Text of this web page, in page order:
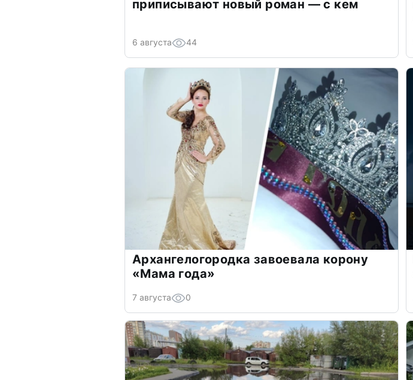
приписывают новый роман — с кем
6 августа 44
Архангелогородка завоевала корону
«Мама года»
7 августа 0